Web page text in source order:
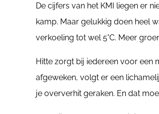
De cijfers van het KMI liegen er
kamp. Maar gelukkig doen heel
verkoeling tot wel 5°C. Meer
Hitte zorgt bij iedereen voor een
afgeweken, volgt er een
je oververhit geraken. En dat